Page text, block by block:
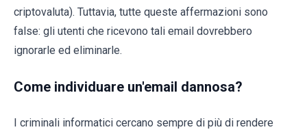
criptovaluta). Tuttavia, tutte queste affermazioni sono
false: gli utenti che ricevono tali email dovrebbero
ignorarle ed eliminarle.
Come individuare un'email dannosa?
I criminali informatici cercano sempre di più di rendere